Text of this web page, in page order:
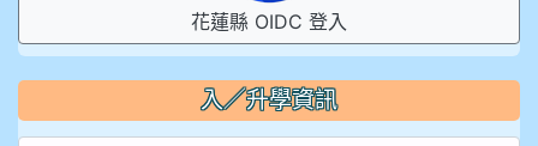
花蓮縣 OIDC 登入
入／升學資訊